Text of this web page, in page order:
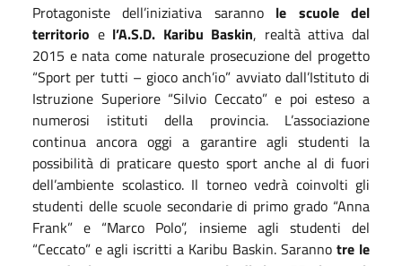
Protagoniste dell’iniziativa sarannole scuole del
territorio el’A.S.D. Karibu Baskin, realtà attiva dal
2015 e nata come naturale prosecuzione del progetto
“Sport per tutti – gioco anch’io” avviato dall’Istituto di
Istruzione Superiore “Silvio Ceccato” e poi esteso a
numerosi istituti della provincia. L’associazione
continua ancora oggi a garantire agli studenti la
possibilità di praticare questo sport anche al di fuori
dell’ambiente scolastico. Il torneo vedrà coinvolti gli
studenti delle scuole secondarie di primo grado “Anna
Frank” e “Marco Polo”, insieme agli studenti del
“Ceccato” e agli iscritti a Karibu Baskin. Saranno tre le